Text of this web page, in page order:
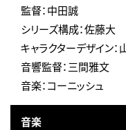
監督：中田誠
シリーズ構成：佐藤大
キャラクターデザイン：
音響監督：三間雅文
音楽：コーニッシュ
音楽